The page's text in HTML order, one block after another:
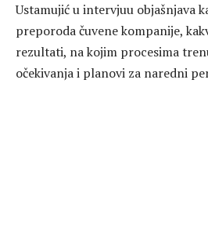
Ustamujić u intervjuu objašnjava
preporoda čuvene kompanije,
rezultati, na kojim procesima
očekivanja i planovi za naredni